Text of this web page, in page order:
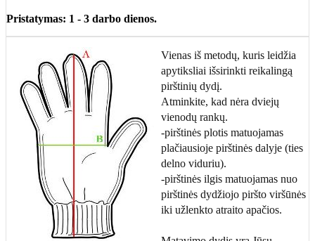
Pristatymas: 1 - 3 darbo dienos.
Vienas iš metodų, kuris leidžia
apytiksliai išsirinkti reikalingą
pirštinių dydį.
Atminkite, kad nėra dviejų
vienodų rankų.
-pirštinės plotis matuojamas
plačiausioje pirštinės dalyje (ties
delno viduriu).
-pirštinės ilgis matuojamas nuo
pirštinės dydžiojo piršto viršūnės
iki užlenkto atraito apačios.